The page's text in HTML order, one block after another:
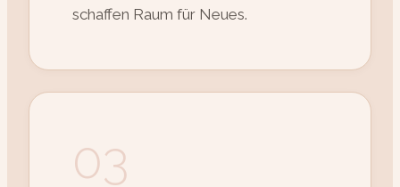
schaffen Raum für Neues.
03